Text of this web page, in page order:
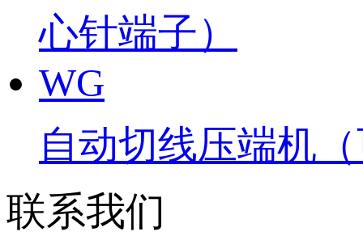
自动切线压端机
联系我们